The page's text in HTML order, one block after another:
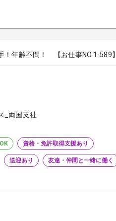
！年齢不問！ 【お仕事NO.1-589】
_両国支社
資格・免許取得支援あり
送迎あり 友達・仲間と一緒に働く